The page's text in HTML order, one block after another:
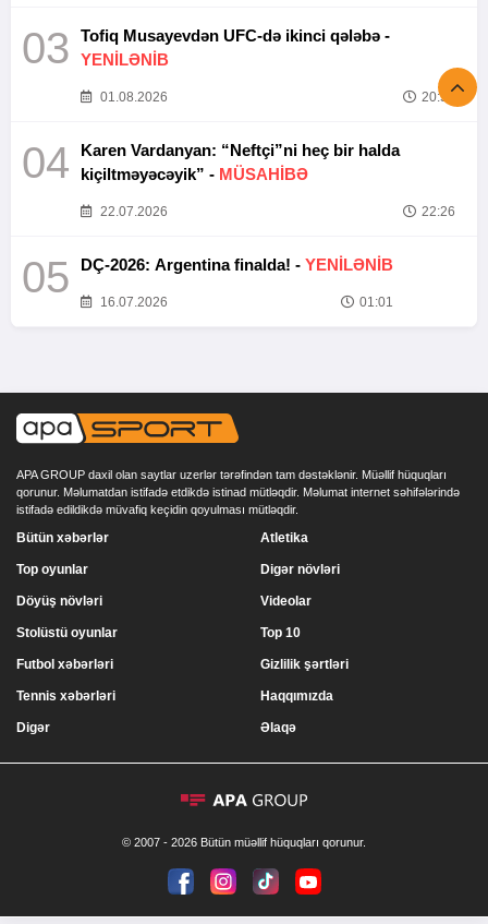
03
Tofiq Musayevdən UFC-də ikinci qələbə -
YENİLƏNİB
01.08.2026 20:52
04
Karen Vardanyan: “Neftçi”ni heç bir halda
kiçiltməyəcəyik” - MÜSAHİBƏ
22.07.2026 22:26
05 DÇ-2026: Argentina finalda! - YENİLƏNİB
16.07.2026 01:01
APA GROUP daxil olan saytlar uzerlər tərəfindən tam dəstəklənir. Müəllif hüquqları
qorunur. Məlumatdan istifadə etdikdə istinad mütləqdir. Məlumat internet səhifələrində
istifadə edildikdə müvafiq keçidin qoyulması mütləqdir.
Bütün xəbərlər
Top oyunlar
Döyüş növləri
Stolüstü oyunlar
Atletika
Digər növləri
Videolar
Top 10
Futbol xəbərləri
Tennis xəbərləri
Digər
Gizlilik şərtləri
Haqqımızda
Əlaqə
© 2007 - 2026 Bütün müəllif hüquqları qorunur.